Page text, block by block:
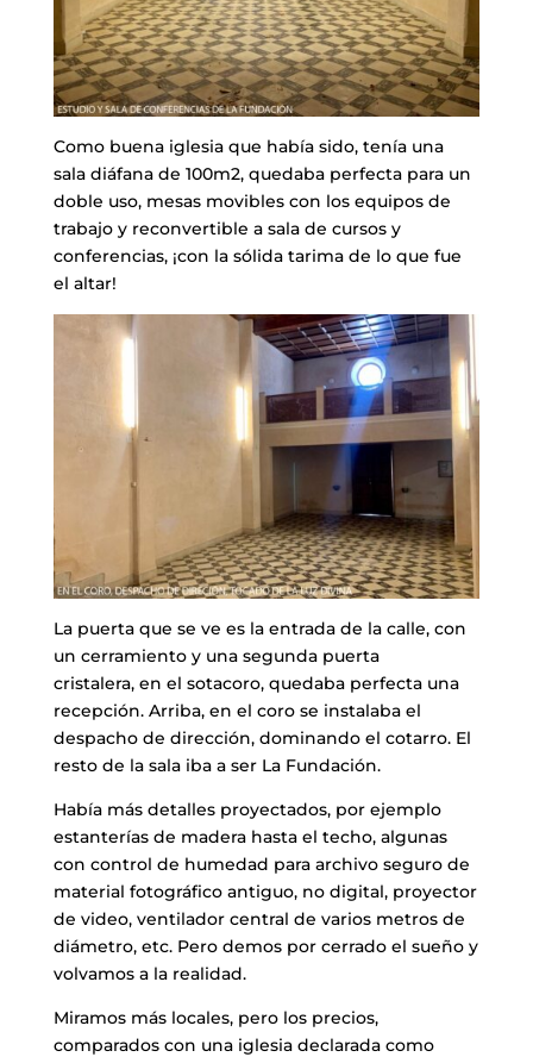
​Como buena iglesia que había sido, tenía una
sala diáfana de 100m2, quedaba perfecta para un
doble uso, mesas movibles con los equipos de
trabajo y reconvertible a sala de cursos y
conferencias, ¡con la sólida tarima de lo que fue
el altar!
​La puerta que se ve es la entrada de la calle, con
un cerramiento y una segunda puerta
cristalera, en el sotacoro, quedaba perfecta una
recepción. Arriba, en el coro se instalaba el
despacho de dirección, dominando el cotarro. El
resto de la sala iba a ser La Fundación.
​Había más detalles proyectados, por ejemplo
estanterías de madera hasta el techo, algunas
con control de humedad para archivo seguro de
material fotográfico antiguo, no digital, proyector
de video, ventilador central de varios metros de
diámetro, etc. Pero demos por cerrado el sueño y
volvamos a la realidad.
​Miramos más locales, pero los precios,
comparados con una iglesia declarada como